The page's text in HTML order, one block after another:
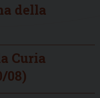
della
Curia
08)